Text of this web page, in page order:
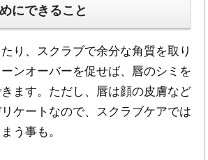
ご利用ください。
個人によって異なるため、当サイ
様が希望しているケースとは金
可能性があります。
ルを防ぐために値段や金額につ
外でも是非事前によくお調べに
にできること
り、スクラブで余分な角質を取り
ンオーバーを促せば、唇のシミを
ます。ただし、唇は顔の皮膚など
ケートなので、スクラブケアでは
う事も。